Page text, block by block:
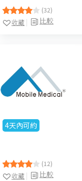
(32)
比較
收藏
4天內可約
(12)
比較
收藏